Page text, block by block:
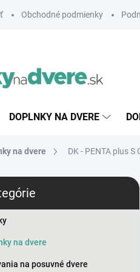
Obchodné podmienky
DOPLNKY NA DVERE
na dvere DK - PENTA plus S
na dvere
na posuvné dvere